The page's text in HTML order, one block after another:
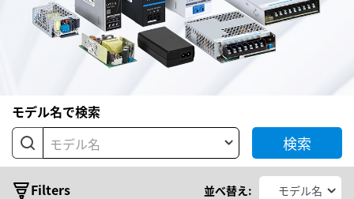
モデル名で検索
モデル名
検索
Filters 並べ替え:
ル
ユ
基
板
型
モ
シ